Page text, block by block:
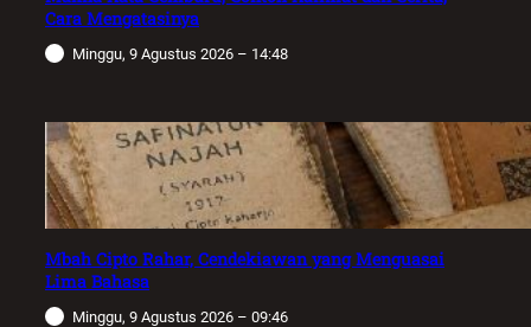
Cara Mengatasinya
Minggu, 9 Agustus 2026 – 14:48
Mbah Cipto Rahar, Cendekiawan yang Menguasai
Lima Bahasa
Minggu, 9 Agustus 2026 – 09:46